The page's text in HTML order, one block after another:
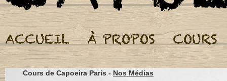
Cours de Capoeira Paris - Nos Médias